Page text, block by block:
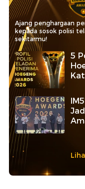
Ajang penghargaan
kepada sosok polisi
sekitarmu!
5